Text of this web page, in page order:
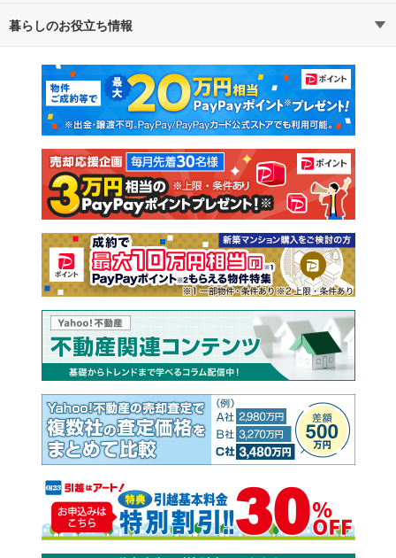
通勤・通学時間から探す
不動産・住宅
新築マンション 中古マンション
新築一戸建て 中古一戸建て
注文住宅 土地
売却査定
暮らしのお役立ち情報
マンションカタログ 教えて！住まいの先生